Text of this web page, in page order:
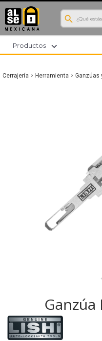
search
Productos expand_more
Cerrajería > Herramienta > Ganzúas
Ganzúa